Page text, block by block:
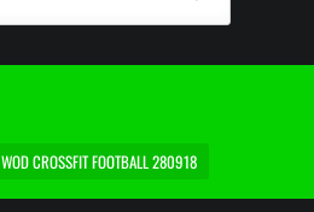
WOD CROSSFIT FOOTBALL 280918